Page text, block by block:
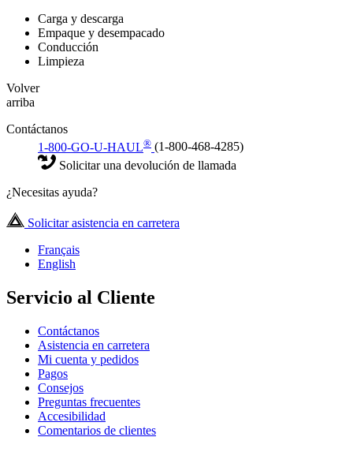
Carga y descarga
Empaque y desempacado
Conducción
Limpieza
Volver
arriba
Contáctanos
1-800-GO-U-HAUL® (1-800-468-4285)
Solicitar una devolución de llamada
¿Necesitas ayuda?
Solicitar asistencia en carretera
Français
English
Servicio al Cliente
Contáctanos
Asistencia en carretera
Mi cuenta y pedidos
Pagos
Consejos
Preguntas frecuentes
Accesibilidad
Comentarios de clientes